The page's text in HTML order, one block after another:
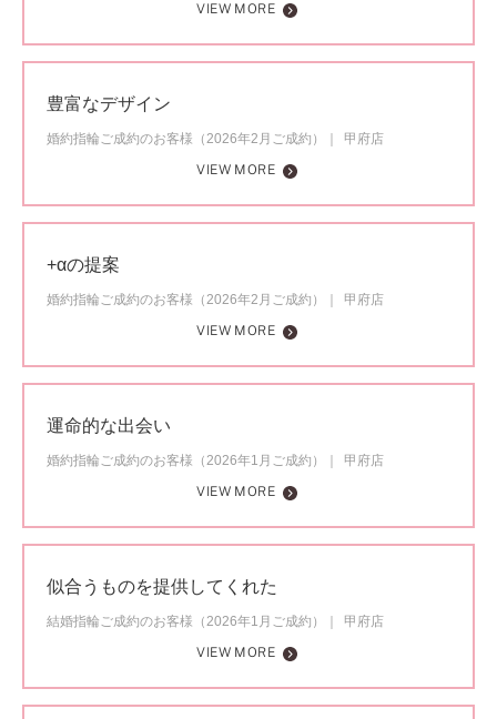
VIEW MORE
豊富なデザイン
婚約指輪ご成約のお客様（2026年2月ご成約）
甲府店
VIEW MORE
+αの提案
婚約指輪ご成約のお客様（2026年2月ご成約）
甲府店
VIEW MORE
運命的な出会い
婚約指輪ご成約のお客様（2026年1月ご成約）
甲府店
VIEW MORE
似合うものを提供してくれた
結婚指輪ご成約のお客様（2026年1月ご成約）
甲府店
VIEW MORE